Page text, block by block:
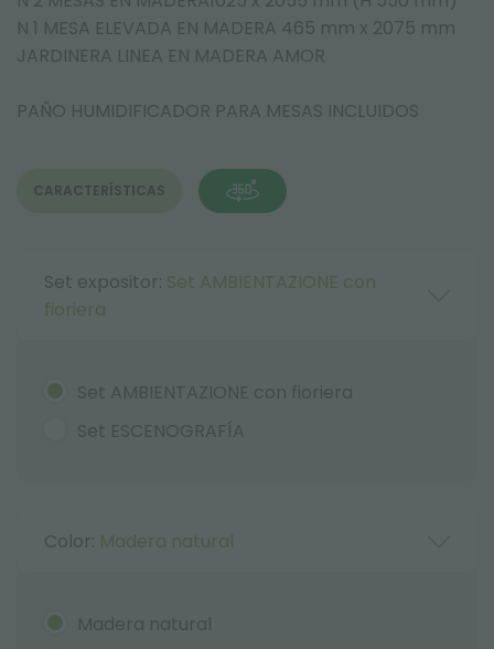
N 1 MESA ELEVADA EN MADERA 465 mm x 2075 mm
JARDINERA LINEA EN MADERA AMOR
PAÑO HUMIDIFICADOR PARA MESAS INCLUIDOS
CARACTERÍSTICAS
Set expositor: Set AMBIENTAZIONE con
fioriera
Set AMBIENTAZIONE con fioriera
Set ESCENOGRAFÍA
Color: Madera natural
Madera natural